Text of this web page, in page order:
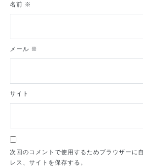
名前 ※
メール ※
サイト
次回のコメントで使用するためブラウザーに
レス、サイトを保存する。